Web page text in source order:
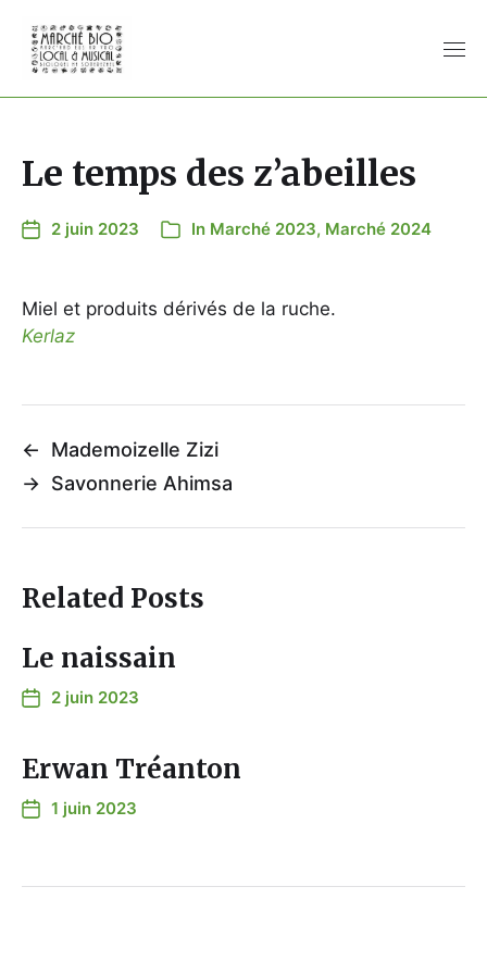
Le temps des z’abeilles
2 juin 2023 In Marché 2023, Marché 2024
Miel et produits dérivés de la ruche.
Kerlaz
←
Mademoizelle Zizi
→ Savonnerie Ahimsa
Related Posts
Le naissain
2 juin 2023
Erwan Tréanton
1 juin 2023